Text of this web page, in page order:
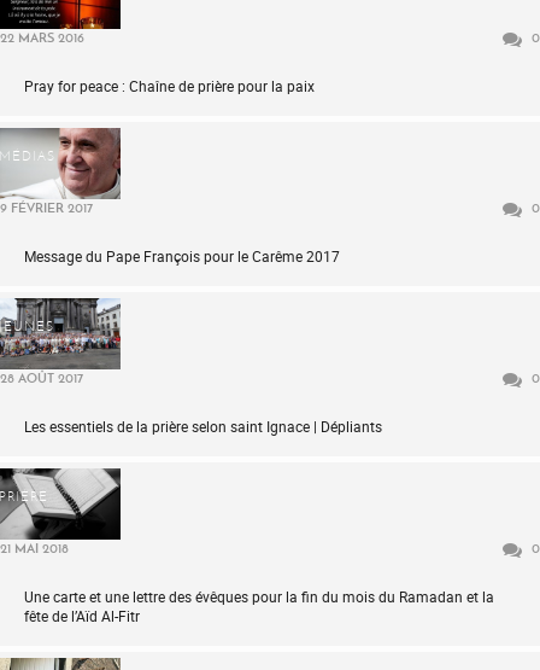
22 MARS 2016 0
Pray for peace : Chaîne de prière pour la paix
MÉDIAS
9 FÉVRIER 2017 0
Message du Pape François pour le Carême 2017
JEUNES
28 AOÛT 2017 0
Les essentiels de la prière selon saint Ignace | Dépliants
PRIÈRE
21 MAI 2018 0
Une carte et une lettre des évêques pour la fin du mois du Ramadan et la
fête de l’Aïd Al-Fitr